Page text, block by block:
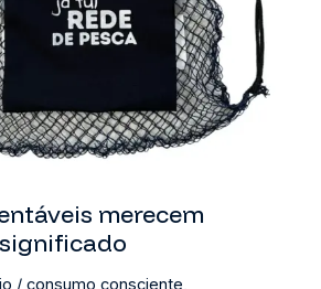
merecem
/consumo consciente,